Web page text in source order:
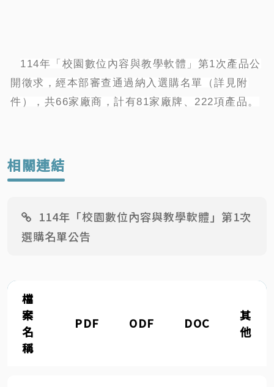
114年「校園數位內容與教學軟體」第1次產品公
開徵求，經本部審查通過納入選購名單（詳見附
件），共66家廠商，計有81家廠牌、222項產品。
相關連結
114年「校園數位內容與教學軟體」第1次
選購名單公告
檔
案
名
稱
PDF ODF DOC
其
他